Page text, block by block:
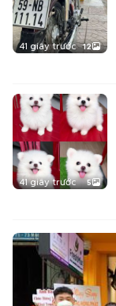
41 giây trước 12
41 giây trước 5